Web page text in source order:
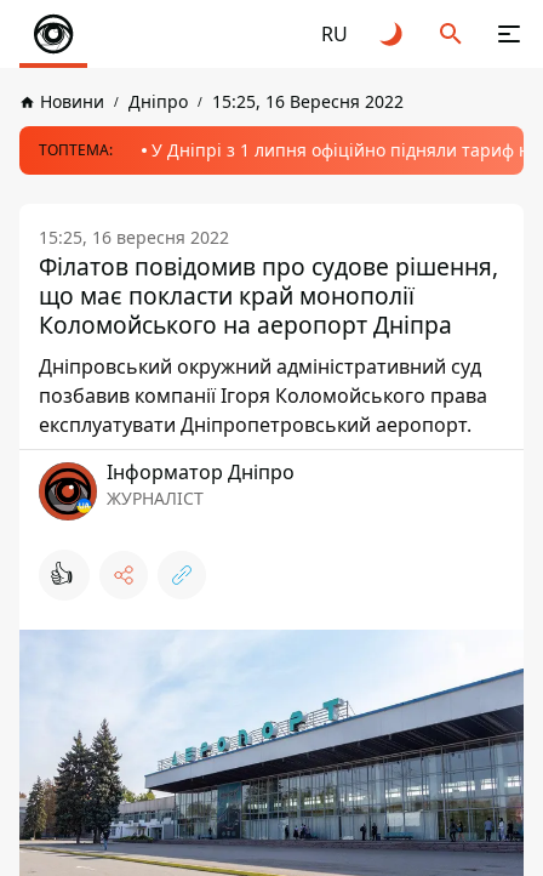
RU
Новини Дніпро 15:25, 16 Вересня 2022
ТОПТЕМА: У Дніпрі з 1 липня офіційно підняли тариф
15:25, 16 вересня 2022
Філатов повідомив про судове рішення,
що має покласти край монополії
Коломойського на аеропорт Дніпра
Дніпровський окружний адміністративний суд
позбавив компанії Ігоря Коломойського права
експлуатувати Дніпропетровський аеропорт.
Інформатор Дніпро
ЖУРНАЛІСТ
👍